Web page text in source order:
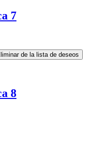
7
de la lista de deseos
8